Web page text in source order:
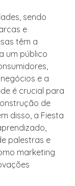
sendo
e
têm a
um público
e a
é crucial para
de
disso, a Fiesta
palestras e
marketing